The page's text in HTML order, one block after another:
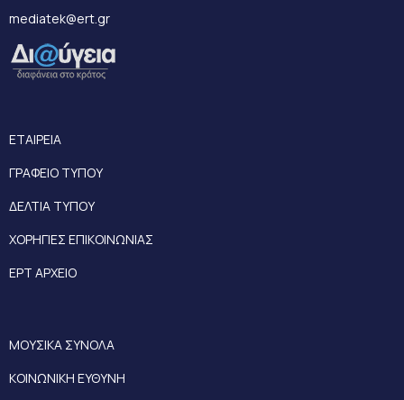
mediatek@ert.gr
ΕΤΑΙΡΕΙΑ
ΓΡΑΦΕΙΟ ΤΥΠΟΥ
ΔΕΛΤΙΑ ΤΥΠΟΥ
ΧΟΡΗΓΙΕΣ ΕΠΙΚΟΙΝΩΝΙΑΣ
ΕΡΤ ΑΡΧΕΙΟ
ΜΟΥΣΙΚΑ ΣΥΝΟΛΑ
ΚΟΙΝΩΝΙΚΗ ΕΥΘΥΝΗ